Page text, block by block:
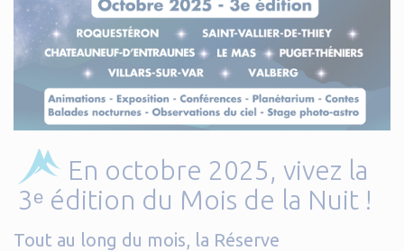
En octobre 2025, vivez la
3ᵉ édition du Mois de la Nuit !
Tout au long du mois, la Réserve